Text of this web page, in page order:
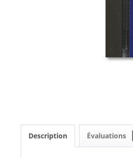
Description Évaluations